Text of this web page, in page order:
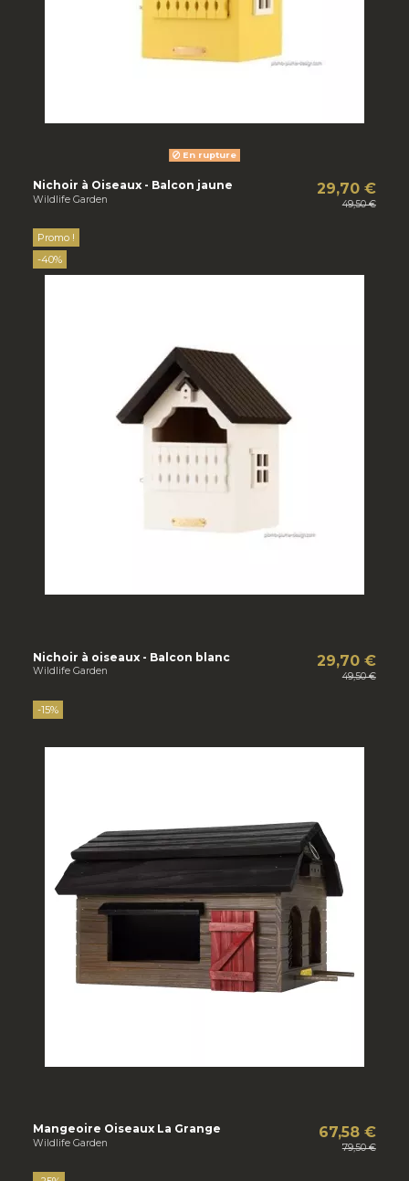
En rupture
Nichoir à Oiseaux - Balcon jaune
Wildlife Garden
29,70 €
49,50 €
Promo !
-40%
Nichoir à oiseaux - Balcon blanc
Wildlife Garden
29,70 €
49,50 €
-15%
Mangeoire Oiseaux La Grange
Wildlife Garden
67,58 €
79,50 €